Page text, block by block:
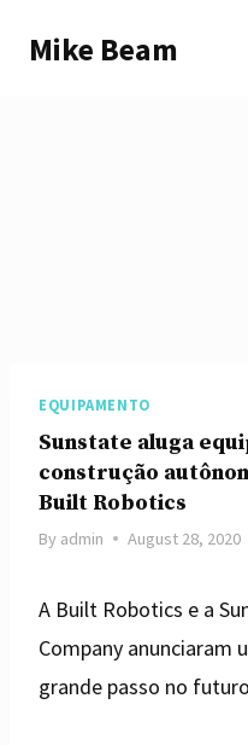
Mike Beam
EQUIPAMENTO
Sunstate aluga
construção
Built Robotics
By admin August 28, 2020
A Built Robotics e a
Company anunciaram
grande passo no